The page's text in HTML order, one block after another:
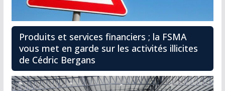
Produits et services financiers ; la FSMA
vous met en garde sur les activités illicites
de Cédric Bergans